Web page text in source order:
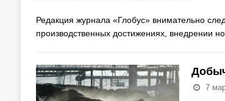
Редакция журнала «Глобус» внимательно
производственных достижениях, внедрении
7